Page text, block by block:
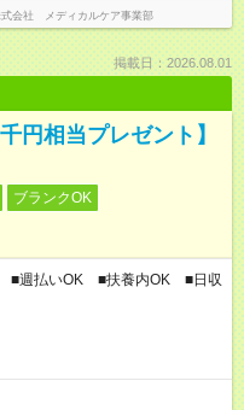
式会社 メディカルケア事業部
掲載日：2026.08.01
円相当プレゼント】
ブランクOK
■週払いOK ■扶養内OK ■日収